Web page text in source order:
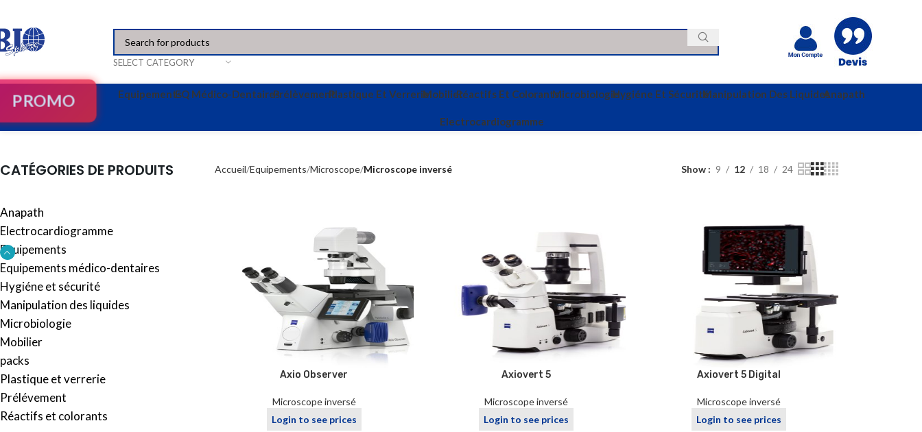
SELECT CATEGORY
PROMO EquipementsEQ Médico-DentairesPrélèvementPlastique Et VerrerieMobilierRéactifs Et ColorantsMicrobiologieHygiéne Et SécuritéManipulation Des LiquidesAnapath
Electrocardiogramme
CATÉGORIES DE PRODUITS
Anapath
Electrocardiogramme
Equipements
Equipements médico-dentaires
Hygiéne et sécurité
Manipulation des liquides
Microbiologie
Mobilier
packs
Plastique et verrerie
Prélévement
Réactifs et colorants
Accueil Equipements Microscope Microscope inversé Show 9 12 18 24
Axio Observer
Microscope inversé
Login to see prices
Axiovert 5
Microscope inversé
Login to see prices
Axiovert 5 Digital
Microscope inversé
Login to see prices